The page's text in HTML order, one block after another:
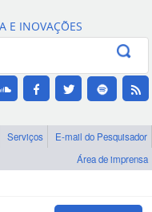
Canais
E INOVAÇÕES
Serviços
E-mail do Pesquisador
Área de imprensa